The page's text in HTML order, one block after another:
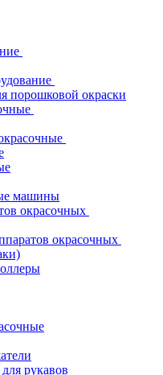
порошковой окраски
машины
окрасочных
окрасочных
рукавов